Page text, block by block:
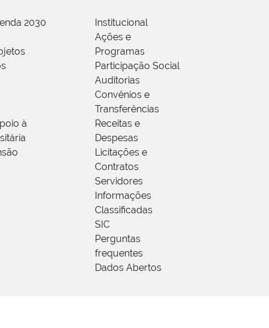
2030
à
Institucional
Ações e
Programas
Participação Social
Auditorias
Convênios e
Transferências
Receitas e
Despesas
Licitações e
Contratos
Servidores
Informações
Classificadas
SIC
Perguntas
frequentes
Dados Abertos